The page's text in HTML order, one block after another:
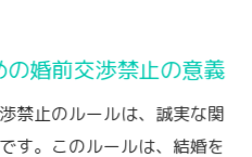
婚前交渉禁止の意義
禁止のルールは、誠実な関
す。このルールは、結婚を